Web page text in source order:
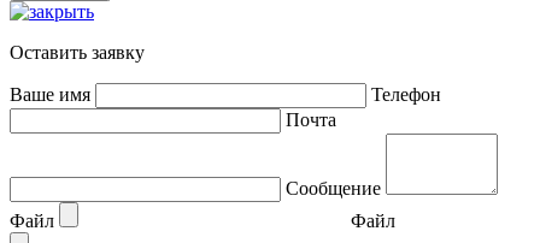
Оставить заявку
Ваше имя
Телефон
Почта
Сообщение
Файл
Файл